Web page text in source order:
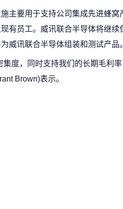
主要用于支持公司集成先进蜂
有员工。威讯联合半导体将继
威讯联合半导体组装和测试产品。
集度，同时支持我们的长期毛利
Brown)表示。